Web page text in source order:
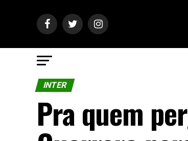
INTER
Pra quem